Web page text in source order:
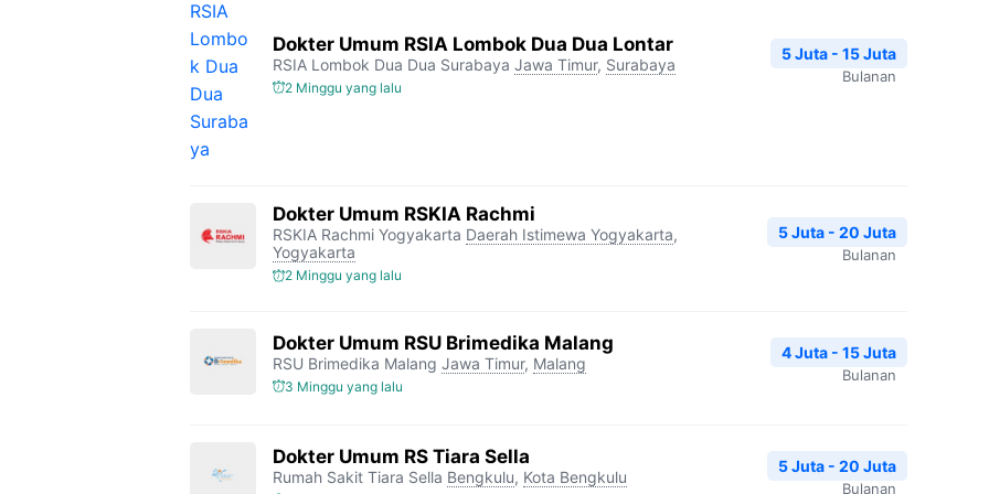
Dokter Umum RSIA Lombok Dua Dua Lontar
RSIA Lombok Dua Dua Surabaya Jawa Timur, Surabaya
2 Minggu yang lalu
5 Juta - 15 Juta
Bulanan
Dokter Umum RSKIA Rachmi
RSKIA Rachmi Yogyakarta Daerah Istimewa Yogyakarta,
Yogyakarta
2 Minggu yang lalu
5 Juta - 20 Juta
Bulanan
Dokter Umum RSU Brimedika Malang
RSU Brimedika Malang Jawa Timur, Malang
3 Minggu yang lalu
4 Juta - 15 Juta
Bulanan
Dokter Umum RS Tiara Sella
Rumah Sakit Tiara Sella Bengkulu, Kota Bengkulu
5 Juta - 20 Juta
Bulanan